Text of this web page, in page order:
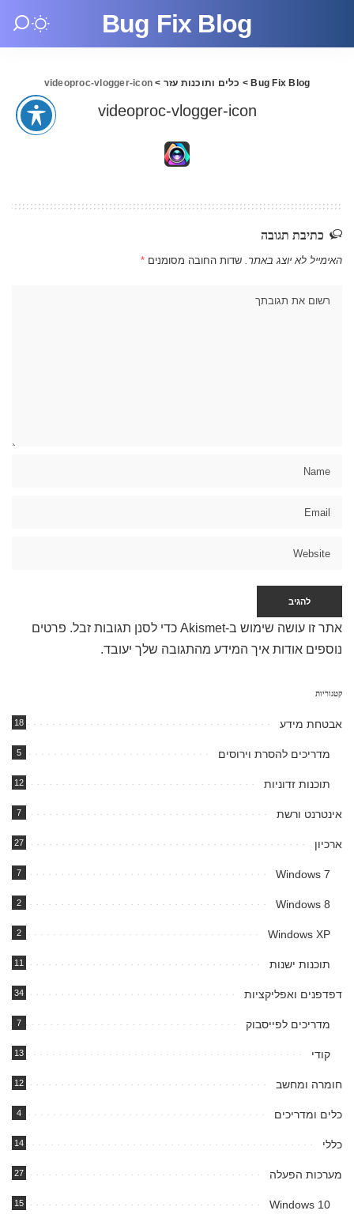
Bug Fix Blog
Bug Fix Blog
> כלים ותוכנות עזר >
videoproc-vlogger-icon
videoproc-vlogger-icon
כתיבת תגובה
האימייל לא יוצג באתר. שדות החובה מסומנים *
אתר זו עושה שימוש ב-Akismet כדי לסנן תגובות זבל.
פרטים
נוספים אודות איך המידע מהתגובה שלך יעובד.
קטגוריות
אבטחת מידע 18
מדריכים להסרת וירוסים 5
תוכנות זדוניות 12
אינטרנט ורשת 7
ארכיון 27
Windows 7
7
Windows 8
2
Windows XP
2
תוכנות ישנות 11
דפדפנים ואפליקציות 34
מדריכים לפייסבוק 7
קודי 13
חומרה ומחשב 12
כלים ומדריכים 4
כללי 14
מערכות הפעלה 27
Windows 10
15